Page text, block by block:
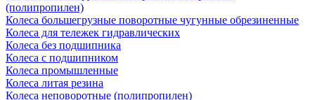
(полипропилен)
Колеса большегрузные поворотные чугунные обрезиненные
Колеса для тележек гидравлических
Колеса без подшипника
Колеса с подшипником
Колеса промышленные
Колеса литая резина
Колеса неповоротные (полипропилен)